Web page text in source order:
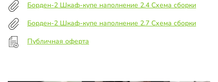
Борден-2 Шкаф-купе наполнение 2.4 Схема сборки
Борден-2 Шкаф-купе наполнение 2.7 Схема сборки
Публичная оферта